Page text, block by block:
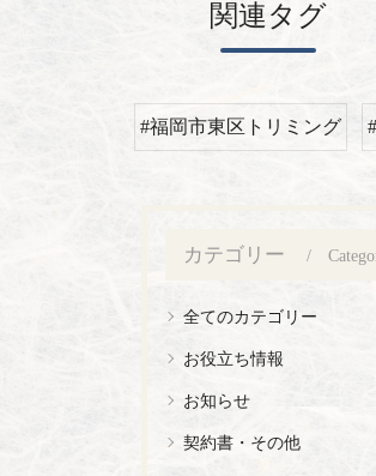
関連タグ
#福岡市東区トリミング
カテゴリー
全てのカテゴリー
お役立ち情報
お知らせ
契約書・その他